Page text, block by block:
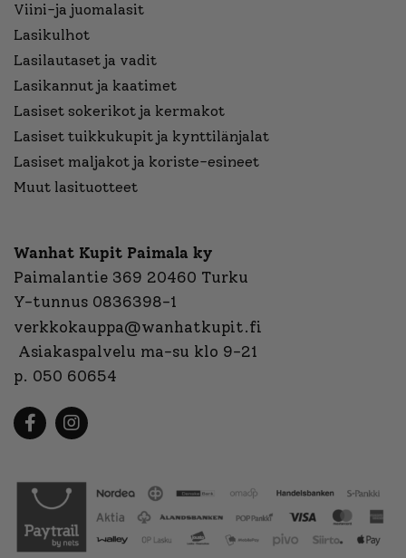
Viini-ja juomalasit
Lasikulhot
Lasilautaset ja vadit
Lasikannut ja kaatimet
Lasiset sokerikot ja kermakot
Lasiset tuikkukupit ja kynttilänjalat
Lasiset maljakot ja koriste-esineet
Muut lasituotteet
Wanhat Kupit Paimala ky
Paimalantie 369 20460 Turku
Y-tunnus 0836398-1
verkkokauppa@wanhatkupit.fi
Asiakaspalvelu ma-su klo 9-21
p. 050 60654